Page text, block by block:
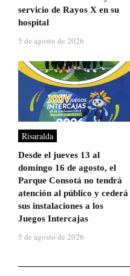
servicio de Rayos X en su
hospital
5 de agosto de 2026
Risaralda
Desde el jueves 13 al
domingo 16 de agosto, el
Parque Consotá no tendrá
atención al público y cederá
sus instalaciones a los
Juegos Intercajas
5 de agosto de 2026